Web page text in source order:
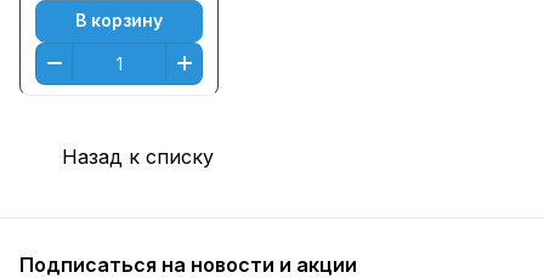
CP3505dn/
CP3505x Голубой
(Cyan) (6000 к.)
В корзину
Назад к списку
Подписаться на новости и акции